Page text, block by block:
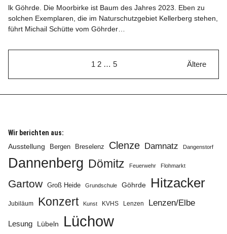
lk Göhrde. Die Moorbirke ist Baum des Jahres 2023. Eben zu
solchen Exemplaren, die im Naturschutzgebiet Kellerberg stehen,
führt Michail Schütte vom Göhrder…
1 2 … 5 Ältere
Wir berichten aus:
Ausstellung
Bergen Breselenz Clenze Damnatz Dangenstorf
Dannenberg Dömitz Feuerwehr Flohmarkt
Gartow Groß Heide Grundschule Göhrde Hitzacker
Jubiläum Konzert Kunst KVHS Lenzen Lenzen/Elbe
Lesung Lübeln Lüchow